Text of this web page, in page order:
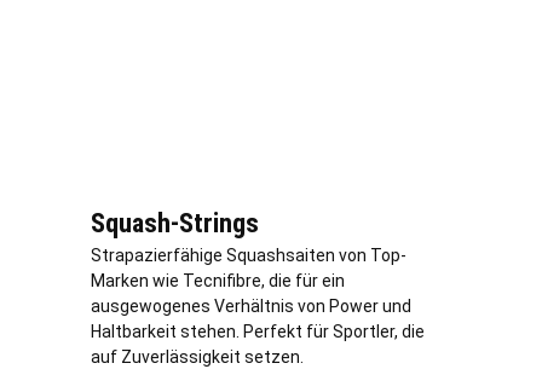
Squash-Strings
Strapazierfähige Squashsaiten von Top-
Marken wie Tecnifibre, die für ein
ausgewogenes Verhältnis von Power und
Haltbarkeit stehen. Perfekt für Sportler, die
auf Zuverlässigkeit setzen.